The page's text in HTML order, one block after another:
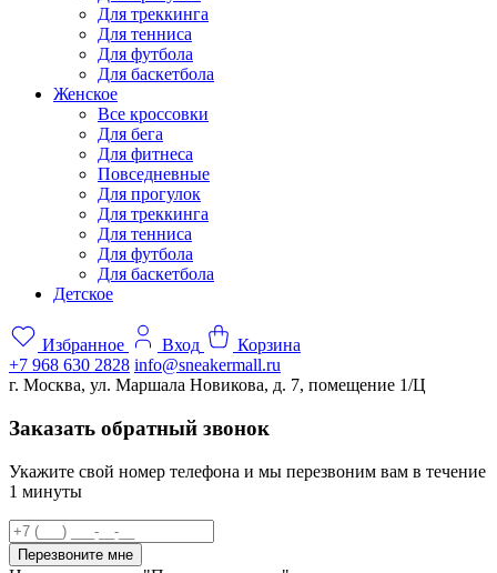
Для треккинга
Для тенниса
Для футбола
Для баскетбола
Женское
Все кроссовки
Для бега
Для фитнеса
Повседневные
Для прогулок
Для треккинга
Для тенниса
Для футбола
Для баскетбола
Детское
Избранное Вход
Корзина
+7 968 630 2828 info@sneakermall.ru
г. Москва, ул. Маршала Новикова, д. 7, помещение 1/Ц
Заказать обратный звонок
Укажите свой номер телефона и мы перезвоним вам в течение
1 минуты
Перезвоните мне